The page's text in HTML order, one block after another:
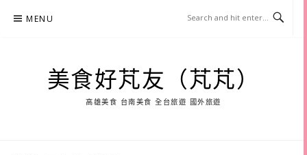
MENU
美食好芃友（芃芃）
高雄美食 台南美食 全台旅遊 國外旅遊